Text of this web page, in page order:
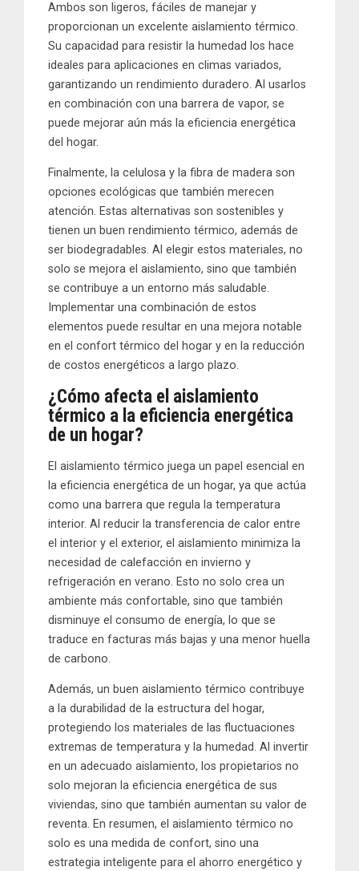
Ambos son ligeros, fáciles de manejar y
proporcionan un excelente aislamiento térmico.
Su capacidad para resistir la humedad los hace
ideales para aplicaciones en climas variados,
garantizando un rendimiento duradero. Al usarlos
en combinación con una barrera de vapor, se
puede mejorar aún más la eficiencia energética
del hogar.
Finalmente, la celulosa y la fibra de madera son
opciones ecológicas que también merecen
atención. Estas alternativas son sostenibles y
tienen un buen rendimiento térmico, además de
ser biodegradables. Al elegir estos materiales, no
solo se mejora el aislamiento, sino que también
se contribuye a un entorno más saludable.
Implementar una combinación de estos
elementos puede resultar en una mejora notable
en el confort térmico del hogar y en la reducción
de costos energéticos a largo plazo.
¿Cómo afecta el aislamiento
térmico a la eficiencia energética
de un hogar?
El aislamiento térmico juega un papel esencial en
la eficiencia energética de un hogar, ya que actúa
como una barrera que regula la temperatura
interior. Al reducir la transferencia de calor entre
el interior y el exterior, el aislamiento minimiza la
necesidad de calefacción en invierno y
refrigeración en verano. Esto no solo crea un
ambiente más confortable, sino que también
disminuye el consumo de energía, lo que se
traduce en facturas más bajas y una menor huella
de carbono.
Además, un buen aislamiento térmico contribuye
a la durabilidad de la estructura del hogar,
protegiendo los materiales de las fluctuaciones
extremas de temperatura y la humedad. Al invertir
en un adecuado aislamiento, los propietarios no
solo mejoran la eficiencia energética de sus
viviendas, sino que también aumentan su valor de
reventa. En resumen, el aislamiento térmico no
solo es una medida de confort, sino una
estrategia inteligente para el ahorro energético y